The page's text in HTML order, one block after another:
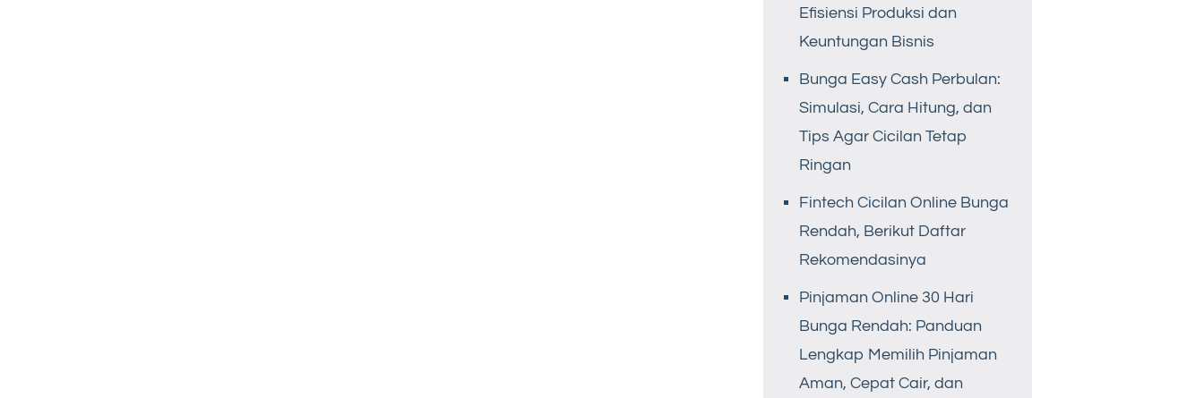
Efisiensi Produksi dan
Keuntungan Bisnis
Bunga Easy Cash Perbulan:
Simulasi, Cara Hitung, dan
Tips Agar Cicilan Tetap
Ringan
Fintech Cicilan Online Bunga
Rendah, Berikut Daftar
Rekomendasinya
Pinjaman Online 30 Hari
Bunga Rendah: Panduan
Lengkap Memilih Pinjaman
Aman, Cepat Cair, dan